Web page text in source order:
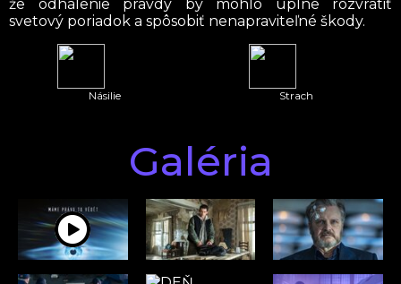
že odhalenie pravdy by mohlo úplne rozvrátiť
svetový poriadok a spôsobiť nenapraviteľné škody.
Násilie Strach
Galéria